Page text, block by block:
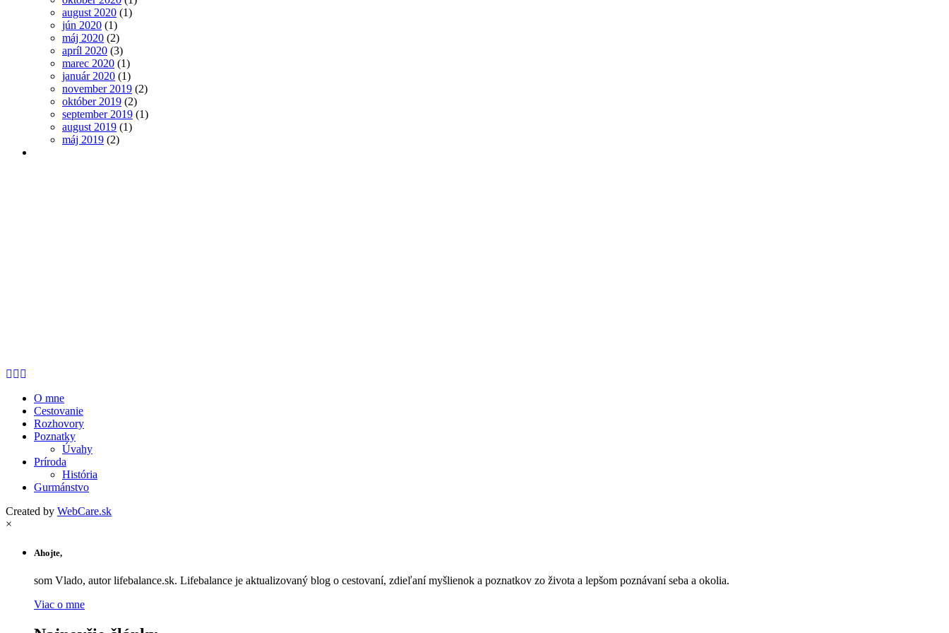
august 2020 (1)
jún 2020 (1)
máj 2020 (2)
apríl 2020 (3)
marec 2020 (1)
január 2020 (1)
november 2019 (2)
október 2019 (2)
september 2019 (1)
august 2019 (1)
máj 2019 (2)
O mne
Cestovanie
Rozhovory
Poznatky
Úvahy
Príroda
História
Gurmánstvo
Created by WebCare.sk
×
Ahojte,
som Vlado, autor lifebalance.sk. Lifebalance je aktualizovaný blog o cestovaní, zdieľaní myšlienok a poznatkov zo života a lepšom poznávaní seba a okolia.
Viac o mne